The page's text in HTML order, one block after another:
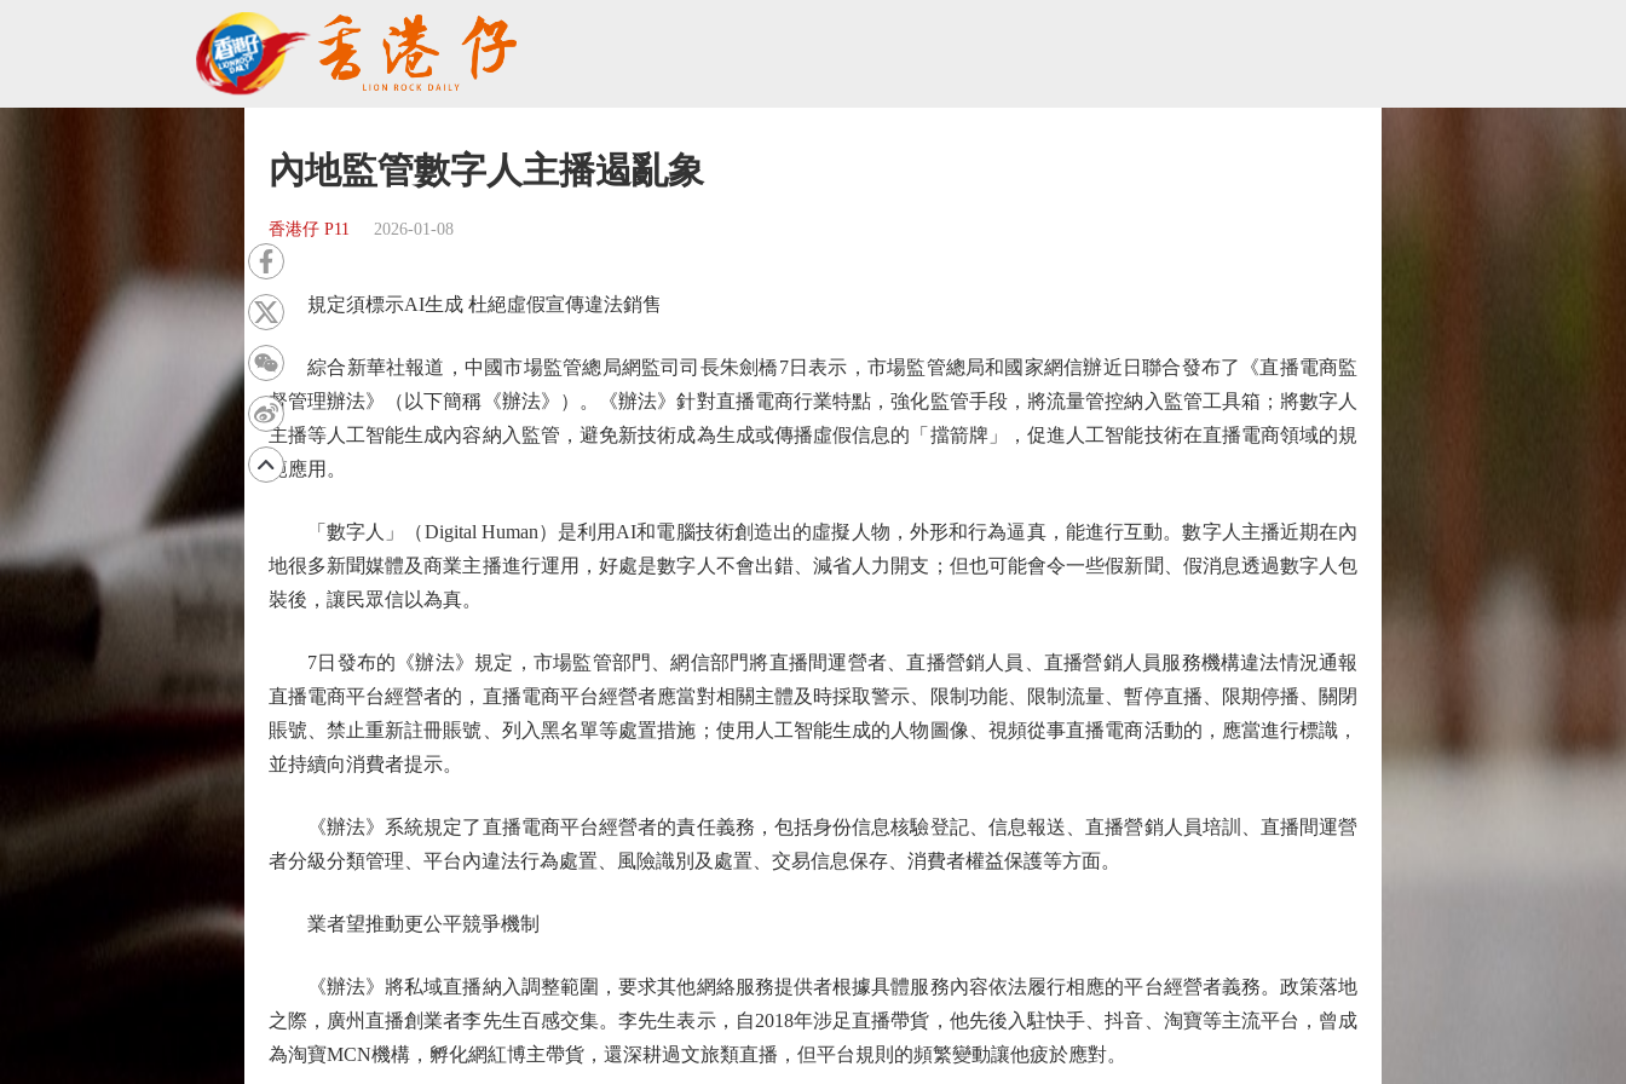
內地監管數字人主播遏亂象
香港仔 P11 2026-01-08
規定須標示AI生成 杜絕虛假宣傳違法銷售
綜合新華社報道，中國市場監管總局網監司司長朱劍橋7日表示，市場監管總局和國家網信辦近日聯合發布了《直播電商監
督管理辦法》（以下簡稱《辦法》）。《辦法》針對直播電商行業特點，強化監管手段，將流量管控納入監管工具箱；將數字人
主播等人工智能生成內容納入監管，避免新技術成為生成或傳播虛假信息的「擋箭牌」，促進人工智能技術在直播電商領域的規
範應用。
「數字人」（Digital Human）是利用AI和電腦技術創造出的虛擬人物，外形和行為逼真，能進行互動。數字人主播近期在內
地很多新聞媒體及商業主播進行運用，好處是數字人不會出錯、減省人力開支；但也可能會令一些假新聞、假消息透過數字人包
裝後，讓民眾信以為真。
7日發布的《辦法》規定，市場監管部門、網信部門將直播間運營者、直播營銷人員、直播營銷人員服務機構違法情況通報
直播電商平台經營者的，直播電商平台經營者應當對相關主體及時採取警示、限制功能、限制流量、暫停直播、限期停播、關閉
賬號、禁止重新註冊賬號、列入黑名單等處置措施；使用人工智能生成的人物圖像、視頻從事直播電商活動的，應當進行標識，
並持續向消費者提示。
《辦法》系統規定了直播電商平台經營者的責任義務，包括身份信息核驗登記、信息報送、直播營銷人員培訓、直播間運營
者分級分類管理、平台內違法行為處置、風險識別及處置、交易信息保存、消費者權益保護等方面。
業者望推動更公平競爭機制
《辦法》將私域直播納入調整範圍，要求其他網絡服務提供者根據具體服務內容依法履行相應的平台經營者義務。政策落地
之際，廣州直播創業者李先生百感交集。李先生表示，自2018年涉足直播帶貨，他先後入駐快手、抖音、淘寶等主流平台，曾成
為淘寶MCN機構，孵化網紅博主帶貨，還深耕過文旅類直播，但平台規則的頻繁變動讓他疲於應對。